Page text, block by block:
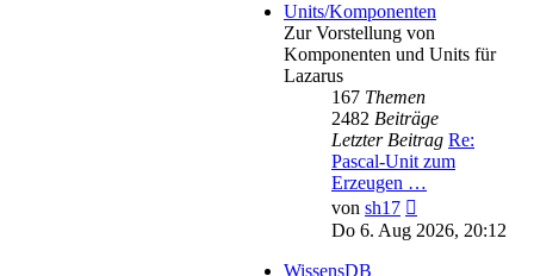
Units/Komponenten
Zur Vorstellung von
Komponenten und Units für
Lazarus
167 Themen
2482 Beiträge
Letzter Beitrag Re:
Pascal-Unit zum
Erzeugen …
von sh17
Beitrag
Do 6. Aug 2026, 20:12
WissensDB